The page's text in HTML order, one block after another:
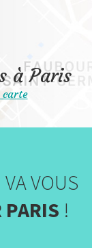
à Paris
carte
VOUS
PARIS !